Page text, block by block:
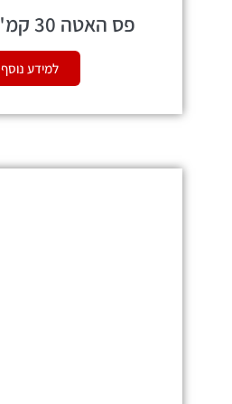
פס האטה 30 קמ"ש מ-PVC
למידע נוסף